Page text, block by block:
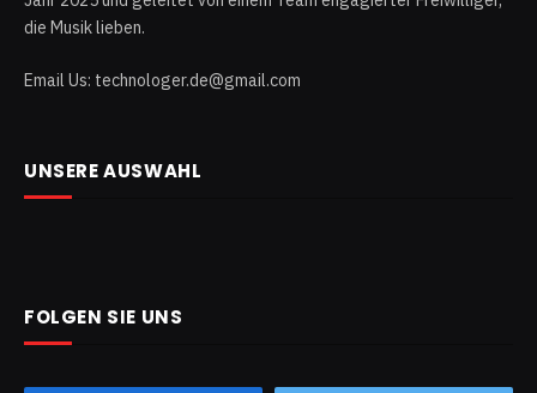
die Musik lieben.
Email Us: technologer.de@gmail.com
UNSERE AUSWAHL
FOLGEN SIE UNS